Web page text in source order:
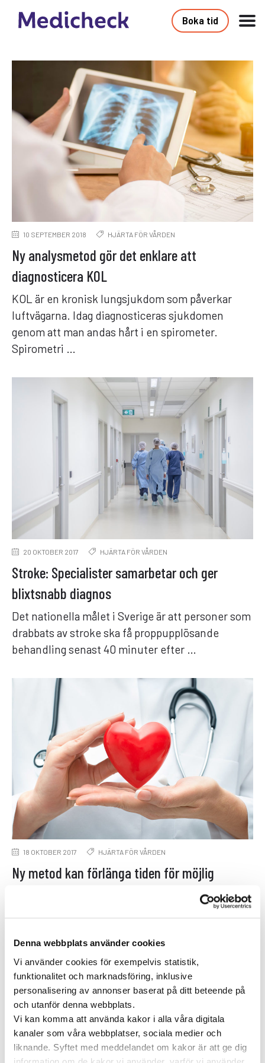
Denna webbplats använder cookies
Vi använder cookies för exempelvis statistik,
funktionalitet och marknadsföring, inklusive
personalisering av annonser baserat på ditt beteende på
och utanför denna webbplats.
Vi kan komma att använda kakor i alla våra digitala
kanaler som våra webbplatser, sociala medier och
liknande. Syftet med meddelandet om kakor är att ge dig
Boka tid
10 SEPTEMBER 2018 HJÄRTA FÖR VÅRDEN
Ny analysmetod gör det enklare att
diagnosticera KOL
KOL är en kronisk lungsjukdom som påverkar
luftvägarna. Idag diagnosticeras sjukdomen
genom att man andas hårt i en spirometer.
Spirometri …
20 OKTOBER 2017 HJÄRTA FÖR VÅRDEN
Stroke: Specialister samarbetar och ger
blixtsnabb diagnos
Det nationella målet i Sverige är att personer som
drabbats av stroke ska få proppupplösande
behandling senast 40 minuter efter …
18 OKTOBER 2017 HJÄRTA FÖR VÅRDEN
Ny metod kan förlänga tiden för möjlig
Nu är det möjligt att transportera och förvara
än vad som tidigare …
Specialistläkare online